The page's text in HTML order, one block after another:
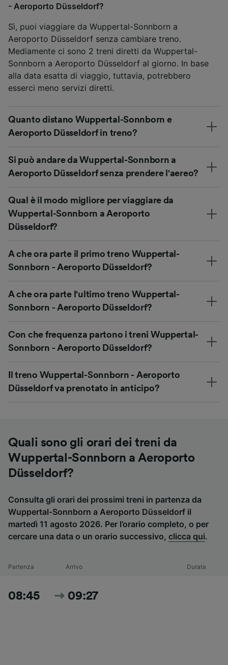
- Aeroporto Düsseldorf?
Sì, puoi viaggiare da Wuppertal-Sonnborn a
Aeroporto Düsseldorf senza cambiare treno.
Mediamente ci sono 2 treni diretti da Wuppertal-
Sonnborn a Aeroporto Düsseldorf al giorno. In base
alla data esatta di viaggio, tuttavia, potrebbero
esserci meno servizi diretti.
Quanto distano Wuppertal-Sonnborn e
Aeroporto Düsseldorf in treno?
Si può andare da Wuppertal-Sonnborn a
Aeroporto Düsseldorf senza prendere l'aereo?
Qual è il modo migliore per viaggiare da
Wuppertal-Sonnborn a Aeroporto
Düsseldorf?
A che ora parte il primo treno Wuppertal-
Sonnborn - Aeroporto Düsseldorf?
A che ora parte l'ultimo treno Wuppertal-
Sonnborn - Aeroporto Düsseldorf?
Con che frequenza partono i treni Wuppertal-
Sonnborn - Aeroporto Düsseldorf?
Il treno Wuppertal-Sonnborn - Aeroporto
Düsseldorf va prenotato in anticipo?
Quali sono gli orari dei treni da
Wuppertal-Sonnborn a Aeroporto
Düsseldorf?
Consulta gli orari dei prossimi treni in partenza da
Wuppertal-Sonnborn a Aeroporto Düsseldorf il
martedì 11 agosto 2026. Per l’orario completo, o per
cercare una data o un orario successivo, clicca qui.
Partenza Arrivo Durata
08:45 09:27